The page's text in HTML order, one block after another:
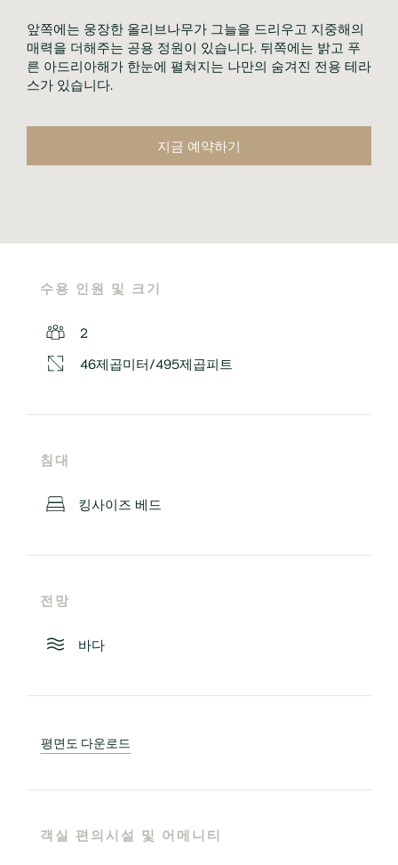
앞쪽에는 웅장한 올리브나무가 그늘을 드리우고 지중해의
매력을 더해주는 공용 정원이 있습니다. 뒤쪽에는 밝고 푸
른 아드리아해가 한눈에 펼쳐지는 나만의 숨겨진 전용 테라
스가 있습니다.
지금 예약하기
수용 인원 및 크기
2
46제곱미터/495제곱피트
침대
킹사이즈 베드
전망
바다
평면도 다운로드
객실 편의시설 및 어메니티